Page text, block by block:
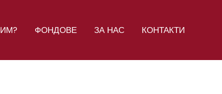
ФОНДОВЕ ЗА НАС КОНТАКТИ